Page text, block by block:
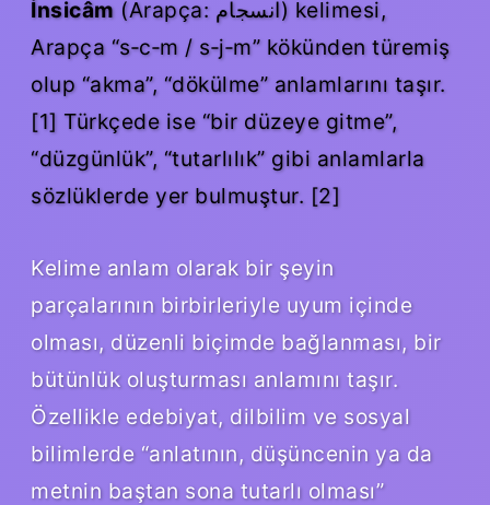
İnsicâm (Arapça: انسجام) kelimesi,
Arapça “s‑c‑m / s‑j‑m” kökünden türemiş
olup “akma”, “dökülme” anlamlarını taşır.
[1] Türkçede ise “bir düzeye gitme”,
“düzgünlük”, “tutarlılık” gibi anlamlarla
sözlüklerde yer bulmuştur. [2]
Kelime anlam olarak bir şeyin
parçalarının birbirleriyle uyum içinde
olması, düzenli biçimde bağlanması, bir
bütünlük oluşturması anlamını taşır.
Özellikle edebiyat, dilbilim ve sosyal
bilimlerde “anlatının, düşüncenin ya da
metnin baştan sona tutarlı olması”